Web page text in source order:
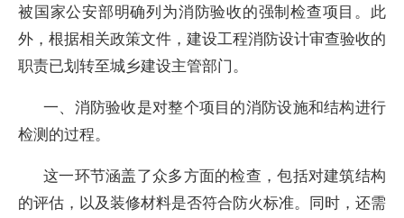
被国家公安部明确列为消防验收的强制检查项目。此
外，根据相关政策文件，建设工程消防设计审查验收的
职责已划转至城乡建设主管部门。
一、消防验收是对整个项目的消防设施和结构进行
检测的过程。
这一环节涵盖了众多方面的检查，包括对建筑结构
的评估，以及装修材料是否符合防火标准。同时，还需